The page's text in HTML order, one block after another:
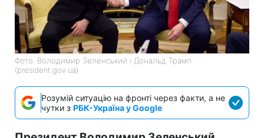
Фото: Володимир Зеленський і Дональд Трамп
(president.gov.ua)
Розумій ситуацію на фронті через факти, а не
чутки з РБК-Україна у Google